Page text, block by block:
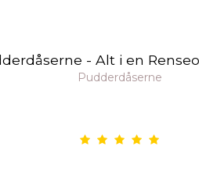
- Alt i en
Pudderdåserne